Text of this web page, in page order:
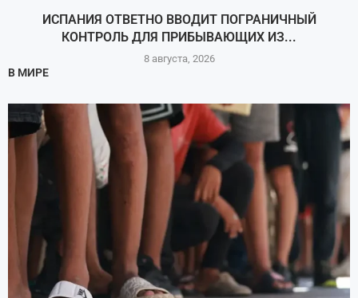
ИСПАНИЯ ОТВЕТНО ВВОДИТ ПОГРАНИЧНЫЙ
КОНТРОЛЬ ДЛЯ ПРИБЫВАЮЩИХ ИЗ...
8 августа, 2026
В МИРЕ